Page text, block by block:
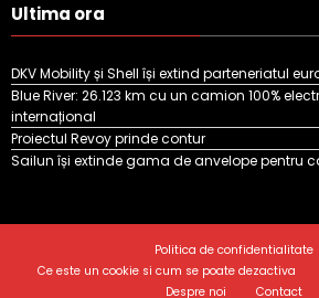
Ultima ora
DKV Mobility și Shell își extind parteneriatul
Blue River: 26.123 km cu un camion 100%
internațional
Proiectul Revoy prinde contur
Sailun își extinde gama de anvelope pentru
Politica de confidentialitate
Ce este un cookie si cum se poate dezactiva
Despre noi
Contact